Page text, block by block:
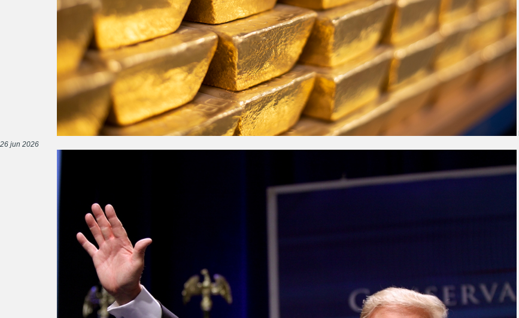
26 jun 2026